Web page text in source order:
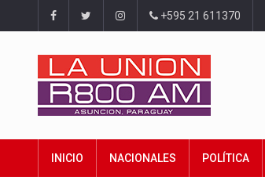
+595 21 611370
INICIO NACIONALES POLÍTICA